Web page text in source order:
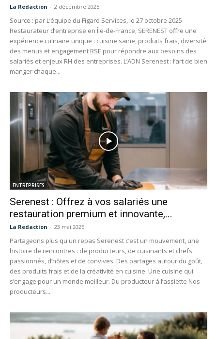
La Redaction - 2 décembre 2025
Source : par L’équipe du Figaro Services, le 27 octobre 2025
Restaurateur d’entreprise en Île-de-France, SERENEST offre une
expérience culinaire unique : cuisine saine, produits frais, diversité
des menus et engagement RSE pour répondre aux besoins des
salariés et enjeux RH des entreprises. L’ADN Serenest : l’art de bien
manger chaque...
ENTREPRISES
Serenest : Offrez à vos salariés une
restauration premium et innovante,...
La Redaction - 23 mai 2025
Partageons plus qu'un repas Serenest c’est un mouvement, une
histoire de rencontres : de producteurs, de cuisinants et chefs
passionnés, d’hôtes et de convives. Des partages autour du goût,
des produits frais et de la créativité en cuisine. Une cuisine qui
s’engage pour un monde meilleur. Du producteur à l’assiette Nos
producteurs...